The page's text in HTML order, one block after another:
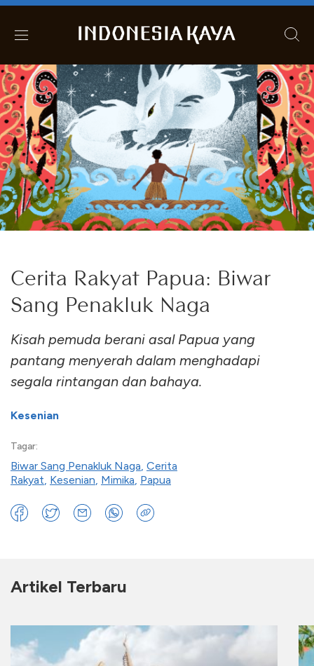
Cerita Rakyat Papua: Biwar
Sang Penakluk Naga
Kisah pemuda berani asal Papua yang
pantang menyerah dalam menghadapi
segala rintangan dan bahaya.
Kesenian
Tagar:
Biwar Sang Penakluk Naga, Cerita
Rakyat, Kesenian, Mimika, Papua
Artikel Terbaru